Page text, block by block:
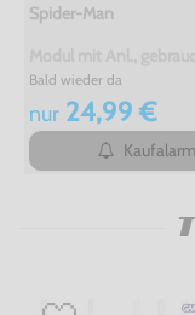
Spider-Man
Bald wieder da
nur24,99 €
Kaufalarm